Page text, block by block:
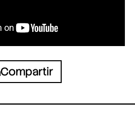
Compartir